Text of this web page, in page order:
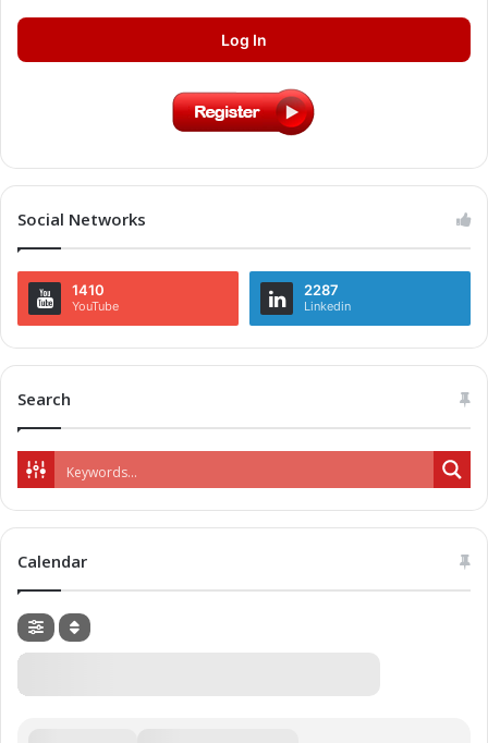
Log In
Social Networks
1410
YouTube
2287
Linkedin
Search
Calendar